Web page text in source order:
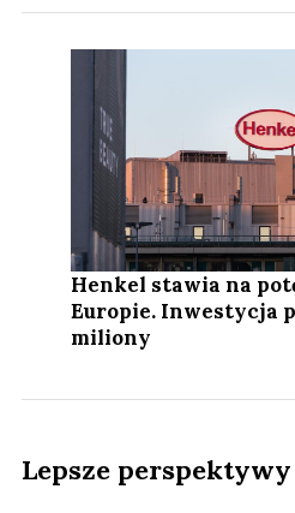
Henkel stawia na
Europie. Inwestycja
miliony
Lepsze